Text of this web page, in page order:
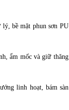
bề mặt phun sơn PU
ẩm mốc và giữ thăng
linh hoạt, bám sàn